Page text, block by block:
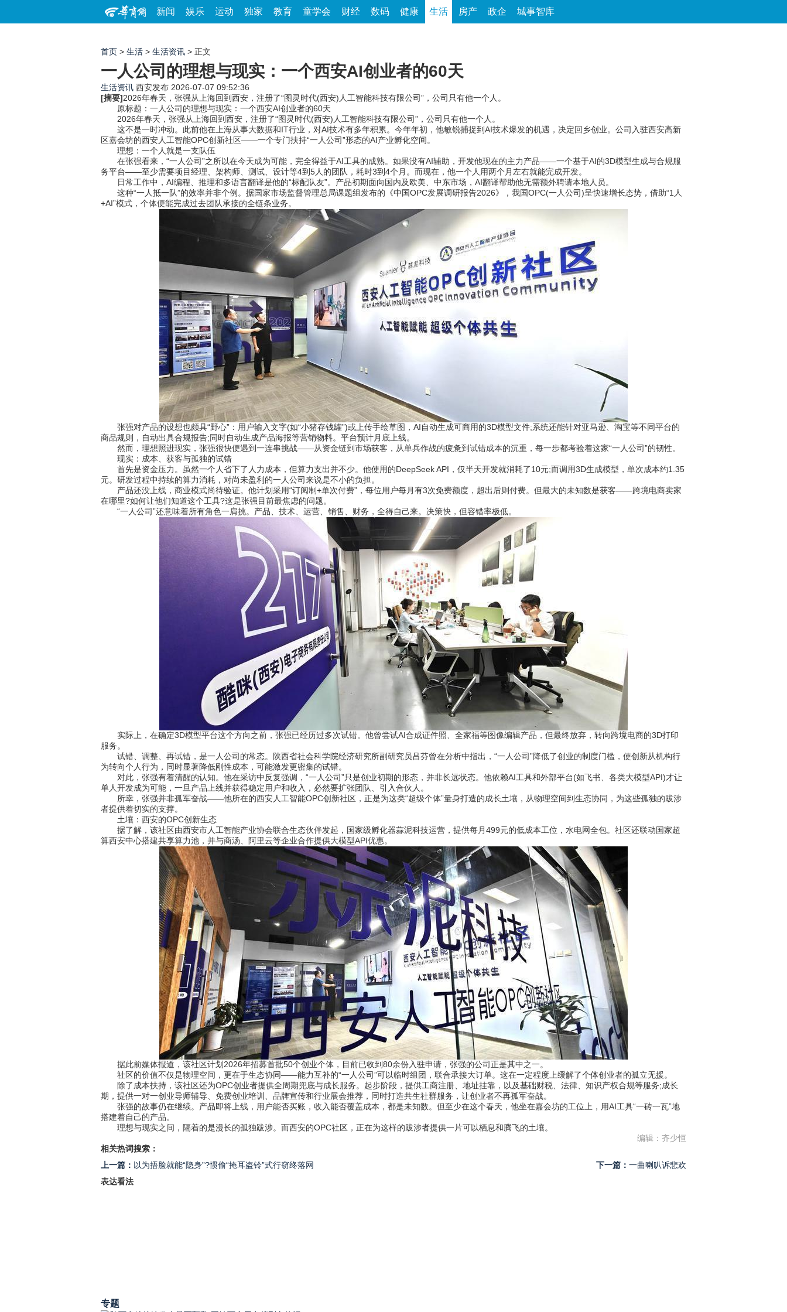
新闻 娱乐 运动 独家 教育 童学会 财经 数码 健康 生活 房产 政企 城事智库
首页 > 生活 > 生活资讯 > 正文
一人公司的理想与现实：一个西安AI创业者的60天
生活资讯 西安发布 2026-07-07 09:52:36
[摘要]2026年春天，张强从上海回到西安，注册了“图灵时代(西安)人工智能科技有限公司”，公司只有他一个人。
原标题：一人公司的理想与现实：一个西安AI创业者的60天
2026年春天，张强从上海回到西安，注册了“图灵时代(西安)人工智能科技有限公司”，公司只有他一个人。
这不是一时冲动。此前他在上海从事大数据和IT行业，对AI技术有多年积累。今年年初，他敏锐捕捉到AI技术爆发的机遇，决定回乡创业。公司入驻西安高新
区嘉会坊的西安人工智能OPC创新社区——一个专门扶持“一人公司”形态的AI产业孵化空间。
理想：一个人就是一支队伍
在张强看来，“一人公司”之所以在今天成为可能，完全得益于AI工具的成熟。如果没有AI辅助，开发他现在的主力产品——一个基于AI的3D模型生成与合规服
务平台——至少需要项目经理、架构师、测试、设计等4到5人的团队，耗时3到4个月。而现在，他一个人用两个月左右就能完成开发。
日常工作中，AI编程、推理和多语言翻译是他的“标配队友”。产品初期面向国内及欧美、中东市场，AI翻译帮助他无需额外聘请本地人员。
这种“一人抵一队”的效率并非个例。据国家市场监督管理总局课题组发布的《中国OPC发展调研报告2026》，我国OPC(一人公司)呈快速增长态势，借助“1人
+AI”模式，个体便能完成过去团队承接的全链条业务。
张强对产品的设想也颇具“野心”：用户输入文字(如“小猪存钱罐”)或上传手绘草图，AI自动生成可商用的3D模型文件;系统还能针对亚马逊、淘宝等不同平台的
商品规则，自动出具合规报告;同时自动生成产品海报等营销物料。平台预计月底上线。
然而，理想照进现实，张强很快便遇到一连串挑战——从资金链到市场获客，从单兵作战的疲惫到试错成本的沉重，每一步都考验着这家“一人公司”的韧性。
现实：成本、获客与孤独的试错
首先是资金压力。虽然一个人省下了人力成本，但算力支出并不少。他使用的DeepSeek API，仅半天开发就消耗了10元;而调用3D生成模型，单次成本约1.35
元。研发过程中持续的算力消耗，对尚未盈利的一人公司来说是不小的负担。
产品还没上线，商业模式尚待验证。他计划采用“订阅制+单次付费”，每位用户每月有3次免费额度，超出后则付费。但最大的未知数是获客——跨境电商卖家
在哪里?如何让他们知道这个工具?这是张强目前最焦虑的问题。
“一人公司”还意味着所有角色一肩挑。产品、技术、运营、销售、财务，全得自己来。决策快，但容错率极低。
实际上，在确定3D模型平台这个方向之前，张强已经历过多次试错。他曾尝试AI合成证件照、全家福等图像编辑产品，但最终放弃，转向跨境电商的3D打印
服务。
试错、调整、再试错，是一人公司的常态。陕西省社会科学院经济研究所副研究员吕芬曾在分析中指出，“一人公司”降低了创业的制度门槛，使创新从机构行
为转向个人行为，同时显著降低刚性成本，可能激发更密集的试错。
对此，张强有着清醒的认知。他在采访中反复强调，“一人公司”只是创业初期的形态，并非长远状态。他依赖AI工具和外部平台(如飞书、各类大模型API)才让
单人开发成为可能，一旦产品上线并获得稳定用户和收入，必然要扩张团队、引入合伙人。
所幸，张强并非孤军奋战——他所在的西安人工智能OPC创新社区，正是为这类“超级个体”量身打造的成长土壤，从物理空间到生态协同，为这些孤独的跋涉
者提供着切实的支撑。
土壤：西安的OPC创新生态
据了解，该社区由西安市人工智能产业协会联合生态伙伴发起，国家级孵化器蒜泥科技运营，提供每月499元的低成本工位，水电网全包。社区还联动国家超
算西安中心搭建共享算力池，并与商汤、阿里云等企业合作提供大模型API优惠。
据此前媒体报道，该社区计划2026年招募首批50个创业个体，目前已收到80余份入驻申请，张强的公司正是其中之一。
社区的价值不仅是物理空间，更在于生态协同——能力互补的“一人公司”可以临时组团，联合承接大订单。这在一定程度上缓解了个体创业者的孤立无援。
除了成本扶持，该社区还为OPC创业者提供全周期兜底与成长服务。起步阶段，提供工商注册、地址挂靠，以及基础财税、法律、知识产权合规等服务;成长
期，提供一对一创业导师辅导、免费创业培训、品牌宣传和行业展会推荐，同时打造共生社群服务，让创业者不再孤军奋战。
张强的故事仍在继续。产品即将上线，用户能否买账，收入能否覆盖成本，都是未知数。但至少在这个春天，他坐在嘉会坊的工位上，用AI工具“一砖一瓦”地
搭建着自己的产品。
理想与现实之间，隔着的是漫长的孤独跋涉。而西安的OPC社区，正在为这样的跋涉者提供一片可以栖息和腾飞的土壤。
编辑：齐少恒
相关热词搜索：
上一篇： 以为捂脸就能“隐身”?惯偷“掩耳盗铃”式行窃终落网 下一篇： 一曲喇叭诉悲欢
表达看法
专题